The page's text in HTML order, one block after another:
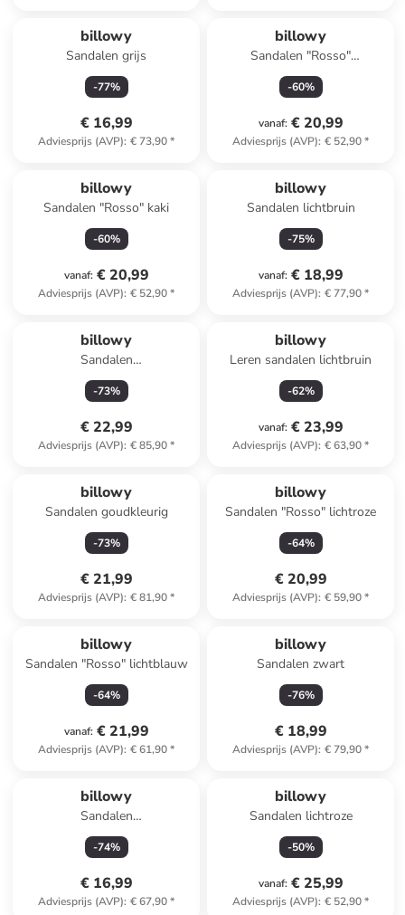
billowy
Sandalen grijs
-77%
€ 16,99
Adviesprijs (AVP): € 73,90*
billowy
Sandalen "Rosso"
donkerblauw
-60%
vanaf: € 20,99
Adviesprijs (AVP): € 52,90*
billowy
Sandalen "Rosso" kaki
-60%
vanaf: € 20,99
Adviesprijs (AVP): € 52,90*
billowy
Sandalen lichtbruin
-75%
vanaf: € 18,99
Adviesprijs (AVP): € 77,90*
billowy
Sandalen
lichtbruin/meerkleurig
-73%
€ 22,99
Adviesprijs (AVP): € 85,90*
billowy
Leren sandalen lichtbruin
-62%
vanaf: € 23,99
Adviesprijs (AVP): € 63,90*
billowy
Sandalen goudkleurig
-73%
€ 21,99
Adviesprijs (AVP): € 81,90*
billowy
Sandalen "Rosso" lichtroze
-64%
€ 20,99
Adviesprijs (AVP): € 59,90*
billowy
Sandalen "Rosso" lichtblauw
-64%
vanaf: € 21,99
Adviesprijs (AVP): € 61,90*
billowy
Sandalen zwart
-76%
€ 18,99
Adviesprijs (AVP): € 79,90*
billowy
Sandalen
goudkleurig/meerkleurig
-74%
€ 16,99
Adviesprijs (AVP): € 67,90*
billowy
Sandalen lichtroze
-50%
vanaf: € 25,99
Adviesprijs (AVP): € 52,90*